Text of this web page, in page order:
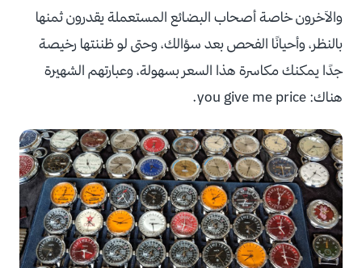
والآخرون خاصة أصحاب البضائع المستعملة يقدرون ثمنها
بالنظر، وأحيانًا الفحص بعد سؤالك، وحتى لو ظننتها رخيصة
جدًا يمكنك مكاسرة هذا السعر بسهولة، وعبارتهم الشهيرة
هناك: you give me price.